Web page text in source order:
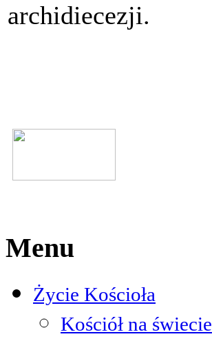
archidiecezji.
Menu
Życie Kościoła
Kościół na świecie